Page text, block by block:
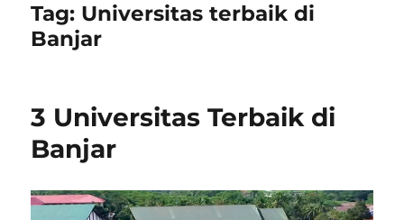
Tag: Universitas terbaik di
Banjar
3 Universitas Terbaik di
Banjar